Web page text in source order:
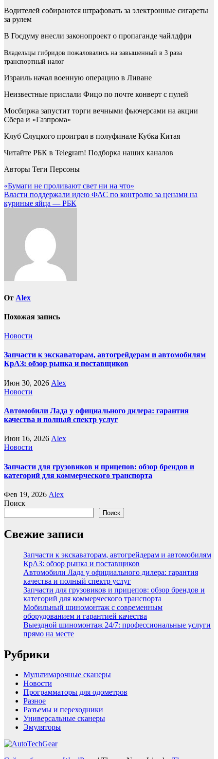
Водителей собираются штрафовать за электронные сигареты
за рулем
В Госдуму внесли законопроект о пропаганде чайлдфри
Владельцы гибридов пожаловались на завышенный в 3 раза
транспортный налог
Израиль начал военную операцию в Ливане
Неизвестные прислали Фицо по почте конверт с пулей
Мосбиржа запустит торги вечными фьючерсами на акции
Сбера и «Газпрома»
Клуб Слуцкого проиграл в полуфинале Кубка Китая
Читайте РБК в Telegram! Подборка наших каналов
Авторы Теги Персоны
Навигация
по
«Бумаги не проливают свет ни на что»
Власти поддержали идею ФАС по контролю за ценами на
куриные яйца — РБК
От Alex
Похожая запись
Новости
Запчасти к экскаваторам, автогрейдерам и автомобилям
КрАЗ: обзор рынка и поставщиков
Июн 30, 2026 Alex
Новости
Автомобили Лада у официального дилера: гарантия
качества и полный спектр услуг
Июн 16, 2026 Alex
Новости
Запчасти для грузовиков и прицепов: обзор брендов и
категорий для коммерческого транспорта
Фев 19, 2026 Alex
Поиск
Поиск
Свежие записи
Запчасти к экскаваторам, автогрейдерам и автомобилям
КрАЗ: обзор рынка и поставщиков
Автомобили Лада у официального дилера: гарантия
качества и полный спектр услуг
Запчасти для грузовиков и прицепов: обзор брендов и
категорий для коммерческого транспорта
Мобильный шиномонтаж с современным
оборудованием и гарантией качества
Выездной шиномонтаж 24/7: профессиональные услуги
прямо на месте
Рубрики
Мультимарочные сканеры
Новости
Программаторы для одометров
Разное
Разъемы и переходники
Универсальные сканеры
Эмуляторы